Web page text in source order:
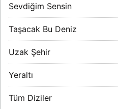
Sevdiğim Sensin
Taşacak Bu Deniz
Uzak Şehir
Yeraltı
Tüm Diziler